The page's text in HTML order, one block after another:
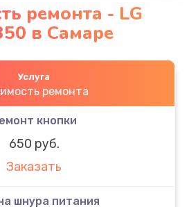
ремонта - LG
в Самаре
Услуга
ремонта
кнопки
650 руб.
Заказать
шнура питания